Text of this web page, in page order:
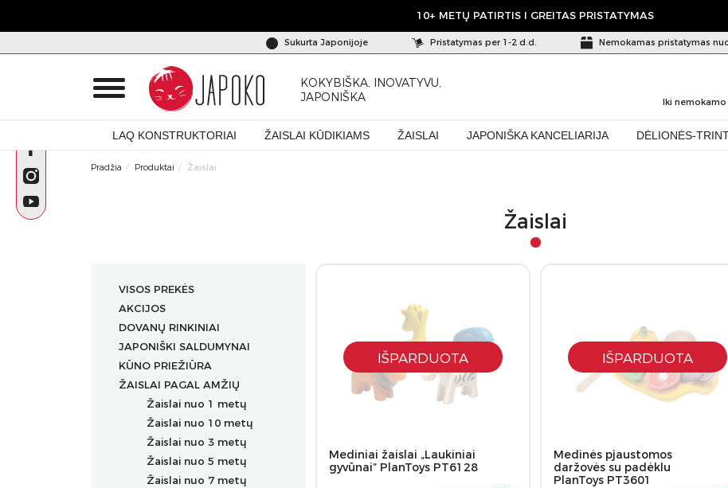
10+ METŲ PATIRTIS I GREITAS PRISTATYMAS
Sukurta Japonijoje Pristatymas per 1-2 d.d. Nemokamas pristatymas
KOKYBIŠKA, INOVATYVU,
JAPONIŠKA
Iki
LAQ KONSTRUKTORIAI ŽAISLAI KŪDIKIAMS ŽAISLAI JAPONIŠKA KANCELIARIJA DĖLIONĖS-
Pradžia Produktai Žaislai
Žaislai
VISOS PREKĖS
AKCIJOS
DOVANŲ RINKINIAI
JAPONIŠKI SALDUMYNAI
KŪNO PRIEŽIŪRA
ŽAISLAI PAGAL AMŽIŲ
Žaislai nuo 1 metų
Žaislai nuo 10 metų
Žaislai nuo 3 metų
Žaislai nuo 5 metų
Žaislai nuo 7 metų
IŠPARDUOTA
Mediniai žaislai „Laukiniai
gyvūnai” PlanToys PT6128
IŠPARDUOTA
Medinės pjaustomos
daržovės su padėklu
PlanToys PT3601